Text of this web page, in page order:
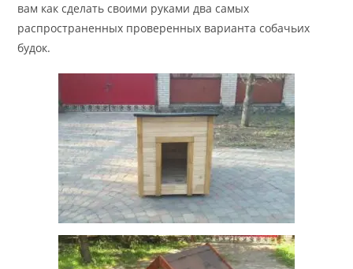
вам как сделать своими руками два самых
распространенных проверенных варианта собачьих
будок.